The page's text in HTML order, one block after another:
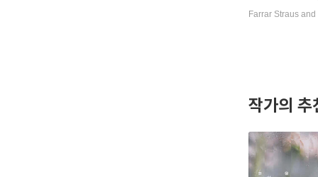
Farrar Straus
작가의 추